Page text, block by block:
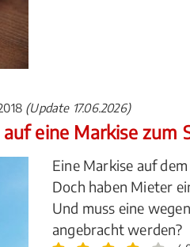
(Update 17.06.2026)
eine Markise zum
Eine Markise auf
Doch haben Mieter
Und muss eine
angebracht werden?